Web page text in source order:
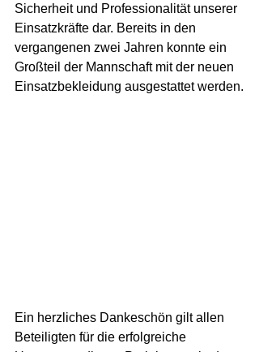
Sicherheit und Professionalität unserer
Einsatzkräfte dar. Bereits in den
vergangenen zwei Jahren konnte ein
Großteil der Mannschaft mit der neuen
Einsatzbekleidung ausgestattet werden.
Ein herzliches Dankeschön gilt allen
Beteiligten für die erfolgreiche